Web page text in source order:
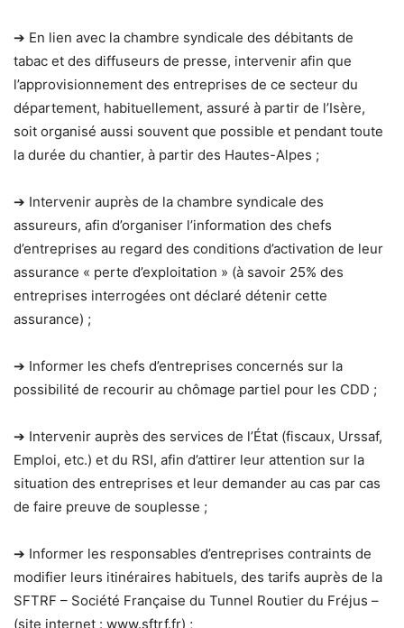
➔ En lien avec la chambre syndicale des débitants de
tabac et des diffuseurs de presse, intervenir afin que
l’approvisionnement des entreprises de ce secteur du
département, habituellement, assuré à partir de l’Isère,
soit organisé aussi souvent que possible et pendant toute
la durée du chantier, à partir des Hautes-Alpes ;
➔ Intervenir auprès de la chambre syndicale des
assureurs, afin d’organiser l’information des chefs
d’entreprises au regard des conditions d’activation de leur
assurance « perte d’exploitation » (à savoir 25% des
entreprises interrogées ont déclaré détenir cette
assurance) ;
➔ Informer les chefs d’entreprises concernés sur la
possibilité de recourir au chômage partiel pour les CDD ;
➔ Intervenir auprès des services de l’État (fiscaux, Urssaf,
Emploi, etc.) et du RSI, afin d’attirer leur attention sur la
situation des entreprises et leur demander au cas par cas
de faire preuve de souplesse ;
➔ Informer les responsables d’entreprises contraints de
modifier leurs itinéraires habituels, des tarifs auprès de la
SFTRF – Société Française du Tunnel Routier du Fréjus –
(site internet : www.sftrf.fr) ;